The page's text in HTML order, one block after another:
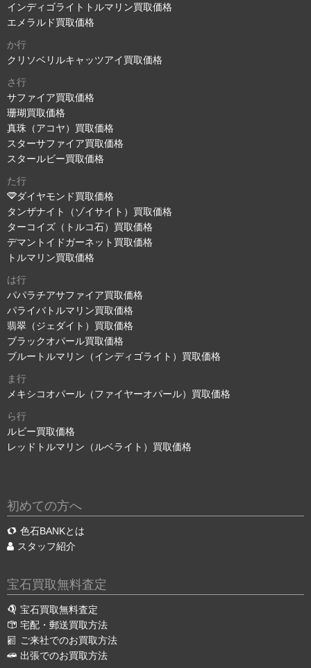
インディゴライトトルマリン買取価格
エメラルド買取価格
か行
クリソベリルキャッツアイ買取価格
さ行
サファイア買取価格
珊瑚買取価格
真珠（アコヤ）買取価格
スターサファイア買取価格
スタールビー買取価格
た行
ダイヤモンド買取価格
タンザナイト（ゾイサイト）買取価格
ターコイズ（トルコ石）買取価格
デマントイドガーネット買取価格
トルマリン買取価格
は行
パパラチアサファイア買取価格
パライバトルマリン買取価格
翡翠（ジェダイト）買取価格
ブラックオパール買取価格
ブルートルマリン（インディゴライト）買取価格
ま行
メキシコオパール（ファイヤーオパール）買取価格
ら行
ルビー買取価格
レッドトルマリン（ルベライト）買取価格
初めての方へ
色石BANKとは
スタッフ紹介
宝石買取無料査定
宝石買取無料査定
宅配・郵送買取方法
ご来社でのお買取方法
出張でのお買取方法